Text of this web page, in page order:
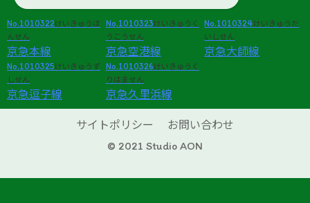
No.1010322けいきゅうほ
んせん
京急本線
No.1010323けいきゅうく
うこうせん
京急空港線
No.1010324けいきゅうだ
いしせん
京急大師線
No.1010325けいきゅうず
しせん
京急逗子線
No.1010326けいきゅうく
りはません
京急久里浜線
サイトポリシー
お問い合わせ
© 2021 Studio AON